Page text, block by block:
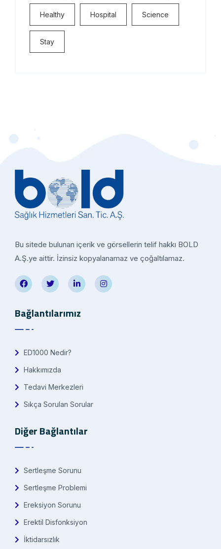
Healthy Hospital Science
Stay
Bu sitede bulunan içerik ve görsellerin telif hakkı BOLD
A.Ş.ye aittir. İzinsiz kopyalanamaz ve çoğaltılamaz.
Bağlantılarımız
ED1000 Nedir?
Hakkımızda
Tedavi Merkezleri
Sıkça Sorulan Sorular
Diğer Bağlantılar
Sertleşme Sorunu
Sertleşme Problemi
Ereksiyon Sorunu
Erektil Disfonksiyon
İktidarsızlık